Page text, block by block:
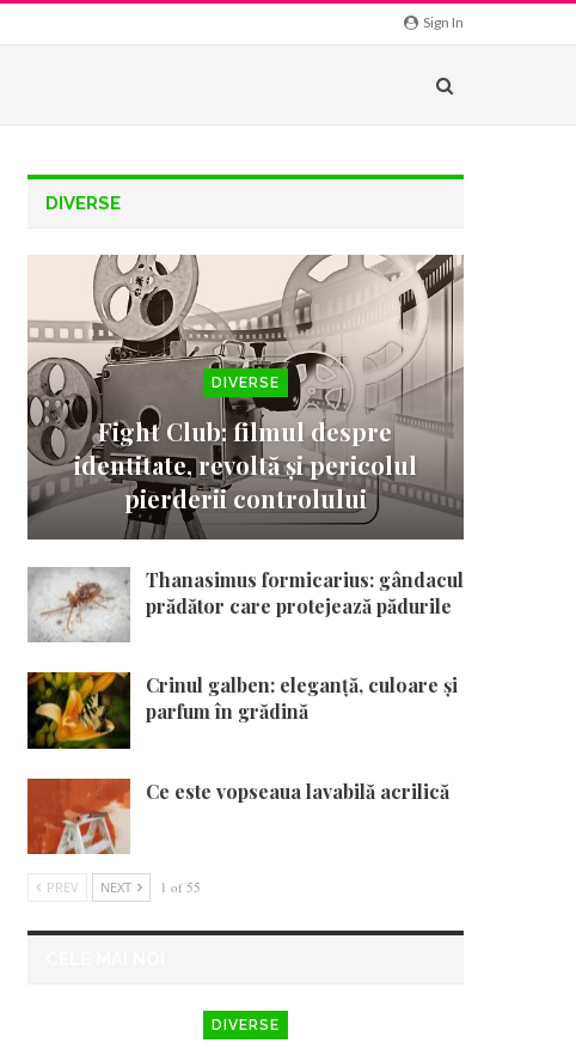
Sign In
DIVERSE
DIVERSE
Fight Club: filmul despre
identitate, revoltă și pericolul
pierderii controlului
Thanasimus formicarius: gândacul
prădător care protejează pădurile
Crinul galben: eleganță, culoare și
parfum în grădină
Ce este vopseaua lavabilă acrilică
PREV NEXT 1 of 55
DIVERSE